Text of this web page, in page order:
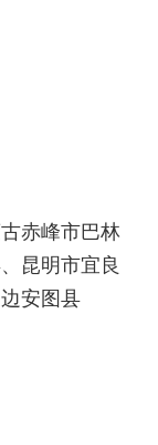
赤峰市巴林
昆明市宜良
安图县